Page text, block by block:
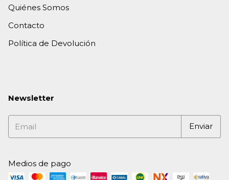
Quiénes Somos
Contacto
Política de Devolución
Newsletter
Medios de pago